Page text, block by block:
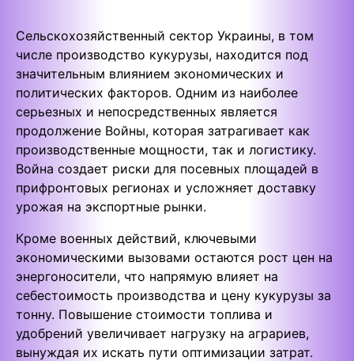
Сельскохозяйственный сектор Украины, в том
числе производство кукурузы, находится под
значительным влиянием экономических и
политических факторов. Одним из наиболее
серьезных и непосредственных является
продолжение Войны, которая затрагивает как
производственные мощности, так и логистику.
Война создает риски для посевных площадей в
прифронтовых регионах и усложняет доставку
урожая на экспортные рынки.
Кроме военных действий, ключевыми
экономическими вызовами остаются рост цен на
энергоносители, что напрямую влияет на
себестоимость производства и цену кукурузы за
тонну. Повышение стоимости топлива и
удобрений увеличивает нагрузку на аграриев,
вынуждая их искать пути оптимизации затрат.